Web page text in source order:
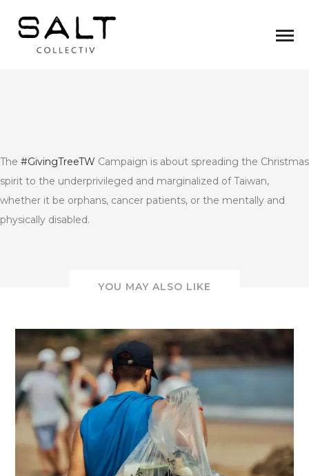
The #GivingTreeTW Campaign is about spreading the Christmas
spirit to the underprivileged and marginalized of Taiwan,
whether it be orphans, cancer patients, or the mentally and
physically disabled.
YOU MAY ALSO LIKE